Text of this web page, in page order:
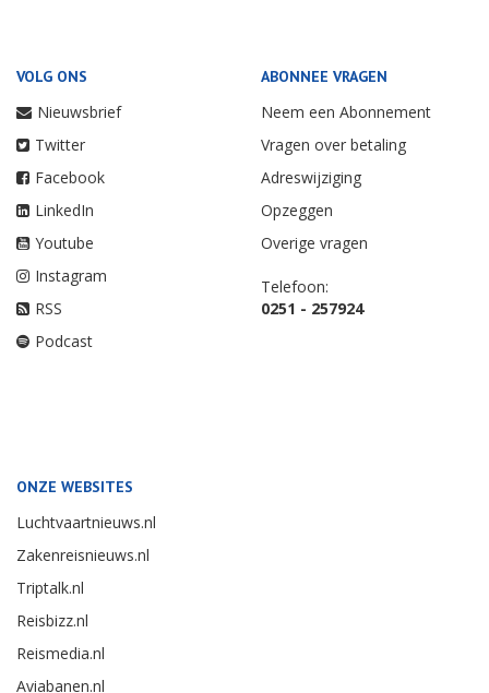
VOLG ONS
Nieuwsbrief
Twitter
Facebook
LinkedIn
Youtube
Instagram
RSS
Podcast
ABONNEE VRAGEN
Neem een Abonnement
Vragen over betaling
Adreswijziging
Opzeggen
Overige vragen
Telefoon:
0251 - 257924
ONZE WEBSITES
Luchtvaartnieuws.nl
Zakenreisnieuws.nl
Triptalk.nl
Reisbizz.nl
Reismedia.nl
Aviabanen.nl